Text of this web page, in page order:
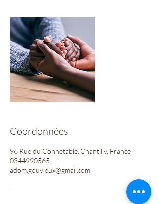
Coordonnées
96 Rue du Connétable, Chantilly, France
0344990565
adom.gouvieux@gmail.com